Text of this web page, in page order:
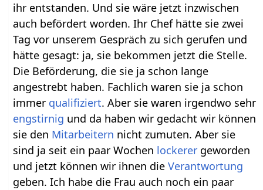
ihr entstanden. Und sie wäre jetzt inzwischen
auch befördert worden. Ihr Chef hätte sie zwei
Tag vor unserem Gespräch zu sich gerufen und
hätte gesagt: ja, sie bekommen jetzt die Stelle.
Die Beförderung, die sie ja schon lange
angestrebt haben. Fachlich waren sie ja schon
immer qualifiziert. Aber sie waren irgendwo sehr
engstirnig und da haben wir gedacht wir können
sie den Mitarbeitern nicht zumuten. Aber sie
sind ja seit ein paar Wochen lockerer geworden
und jetzt können wir ihnen dieVerantwortung
geben. Ich habe die Frau auch noch ein paar